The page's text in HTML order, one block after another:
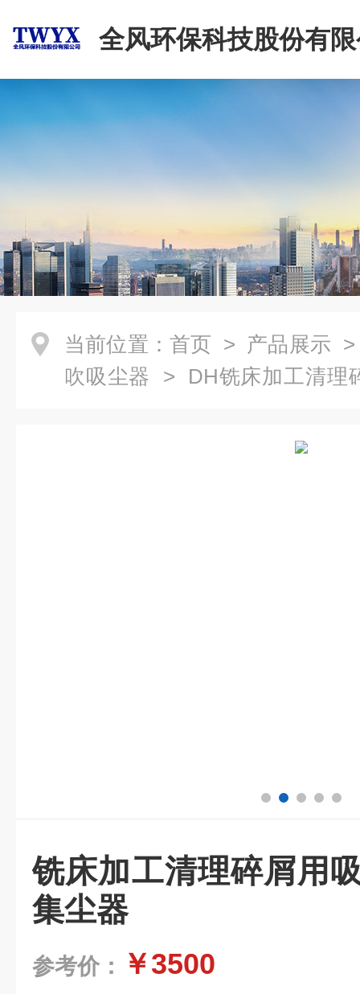
全风环保科技股份有
当前位置： 首页 > 产品展示
吹吸尘器 > DH铣床加工清理
铣床加工清理碎屑用
集尘器
参考价： ￥3500